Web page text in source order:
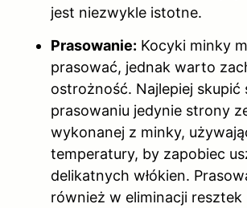
jest niezwykle istotne.
Prasowanie: Kocyki minky
prasować, jednak warto
ostrożność. Najlepiej skupić
prasowaniu jedynie strony
wykonanej z minky,
temperatury, by zapobiec
delikatnych włókien.
również w eliminacji resztek